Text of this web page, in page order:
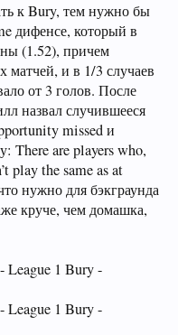
к Bury, тем нужно бы
дифенсе, который в
(1.52), причем
и в 1/3 случаев
от 3 голов. После
назвал случившееся
missed и
There are players who,
play the same as at
нужно для бэкграунда
круче, чем домашка,
League 1 Bury -
League 1 Bury -